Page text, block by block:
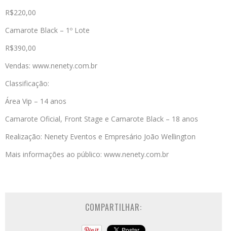
R$220,00
Camarote Black – 1º Lote
R$390,00
Vendas: www.nenety.com.br
Classificação:
Área Vip – 14 anos
Camarote Oficial, Front Stage e Camarote Black – 18 anos
Realização: Nenety Eventos e Empresário João Wellington
Mais informações ao público: www.nenety.com.br
COMPARTILHAR: